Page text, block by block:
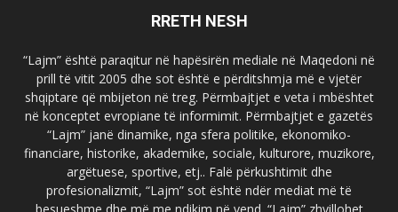
RRETH NESH
“Lajm” është paraqitur në hapësirën mediale në Maqedoni në
prill të vitit 2005 dhe sot është e përditshmja më e vjetër
shqiptare që mbijeton në treg. Përmbajtjet e veta i mbështet
në konceptet evropiane të informimit. Përmbajtjet e gazetës
“Lajm” janë dinamike, nga sfera politike, ekonomiko-
financiare, historike, akademike, sociale, kulturore, muzikore,
argëtuese, sportive, etj.. Falë përkushtimit dhe
profesionalizmit, “Lajm” sot është ndër mediat më të
besueshme dhe më me ndikim në vend. “Lajm” zhvillohet